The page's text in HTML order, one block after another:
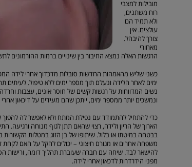
מובילות למצבי
רוח משתנים,
ולא תמיד הם
עולצים. אין
צורך להיבהל.
מאחורי
הרגשות האלה נמצא החיבור בין שינויים ברמות ההורמונים
כשני שליש מהאמהות החדשות סובלות מדכדוך אחרי לידה
ימים לאחר הלידה ונעלם תוך מספר ימים ללא טיפול. לעיתים
נשים המדווחות על רגשות קשים של חוסר אונים, עצבות
ונמשכים יותר ממספר ימים, ייתכן שהם מעידים על דיכאון אחרי
כדי להתחיל להתמודד עם נפילת המתח ולא לאפשר לה להפוך
הארוך של הריון ולידה, רצוי שהאם תתן לגוף מנוחה ורגיעה.
בבטחה במיטתו או בלול. שיתופו של בן הזוג במטלות
משפחה אחרים או מגורם חיצוני – יכולים להקל על האם
להישאר לבד. שיחה עם חברה שעוברת תהליך דומה, ורישות
מפני הידרדרות לדכאון אחרי לידה.